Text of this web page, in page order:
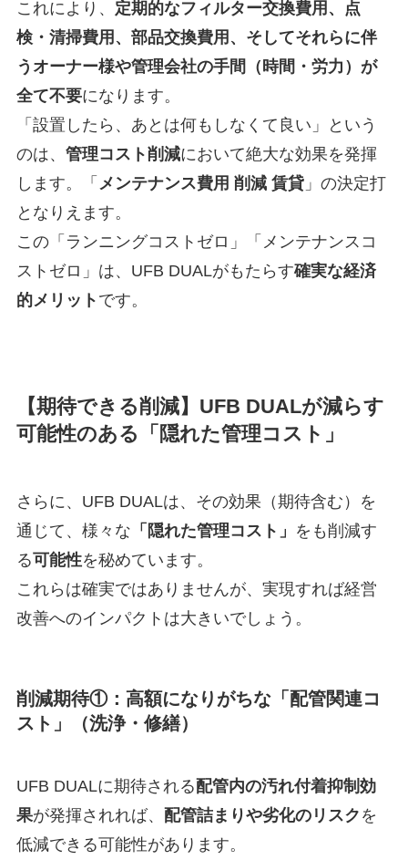
これにより、 定期的なフィルター交換費用、点
検・清掃費用、部品交換費用、そしてそれらに伴
うオーナー様や管理会社の手間（時間・労力）が
全て不要になります。
「設置したら、あとは何もしなくて良い」という
のは、 管理コスト削減において絶大な効果を発揮
します。「 メンテナンス費用 削減 賃貸」の決定打
となりえます。
この「ランニングコストゼロ」「メンテナンスコ
ストゼロ」は、UFB DUALがもたらす確実な経済
的メリット です。
【期待できる削減】UFB DUALが減らす
可能性のある「隠れた管理コスト」
さらに、UFB DUALは、その効果（期待含む）を
通じて、様々な 「隠れた管理コスト」 をも削減す
る可能性を秘めています。
これらは確実ではありませんが、実現すれば経営
改善へのインパクトは大きいでしょう。
削減期待①：高額になりがちな「配管関連コ
スト」（洗浄・修繕）
UFB DUALに期待される配管内の汚れ付着抑制効
果が発揮されれば、 配管詰まりや劣化のリスク を
低減できる可能性があります。